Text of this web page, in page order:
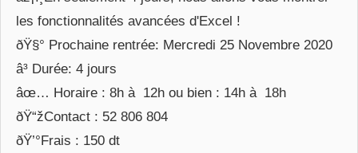
les fonctionnalités avancées d'Excel !
ðŸ§° Prochaine rentrée: Mercredi 25 Novembre 2020
â³ Durée: 4 jours
âœ… Horaire : 8h à 12h ou bien : 14h à 18h
ðŸ“žContact : 52 806 804
ðŸ’°Frais : 150 dt